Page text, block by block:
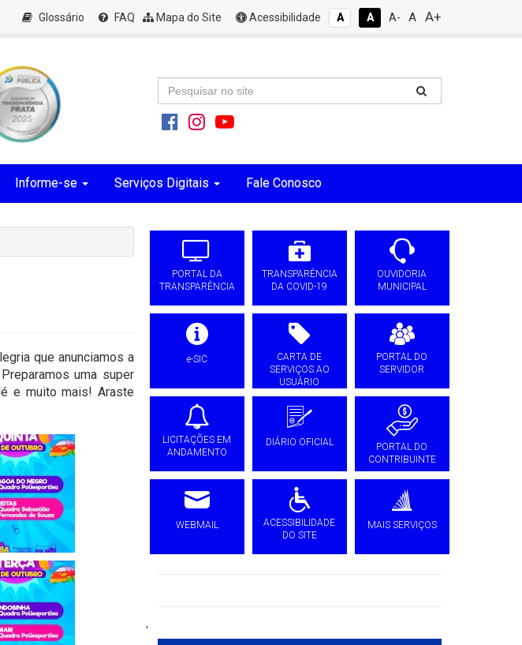
Glossário FAQ Mapa do Site Acessibilidade A A A- A A+
Informe-se Serviços Digitais Fale Conosco
que anunciamos a
Preparamos uma super
e muito mais! Araste
PORTAL DA
TRANSPARÊNCIA
TRANSPARÊNCIA
DA COVID-19
OUVIDORIA
MUNICIPAL
e-SIC
CARTA DE
SERVIÇOS AO
USUÁRIO
PORTAL DO
SERVIDOR
LICITAÇÕES EM
ANDAMENTO
DIÁRIO OFICIAL
PORTAL DO
CONTRIBUINTE
WEBMAIL
ACESSIBILIDADE
DO SITE
MAIS SERVIÇOS
'